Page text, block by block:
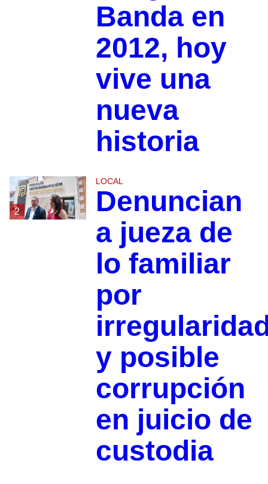
Banda en
2012, hoy
vive una
nueva
historia
2
LOCAL
Denuncian
a jueza de
lo familiar
por
y posible
corrupción
en juicio de
custodia